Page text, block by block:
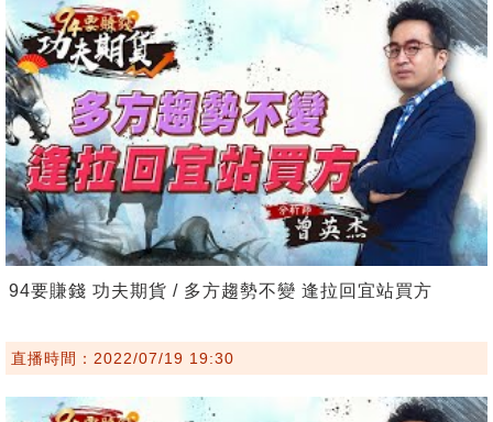
94要賺錢 功夫期貨 / 多方趨勢不變 逢拉回宜站買方
直播時間：2022/07/19 19:30